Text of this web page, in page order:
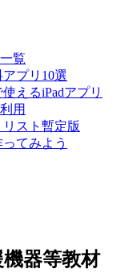
覧
プリ10選
えるiPadアプリ
用
スト暫定版
てみよう
器等教材